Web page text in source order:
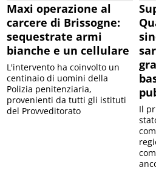
Maxi operazione al
carcere di Brissogne:
sequestrate armi
bianche e un cellulare
L'intervento ha coinvolto un
centinaio di uomini della
Polizia penitenziaria,
provenienti da tutti gli istituti
del Provveditorato
Il